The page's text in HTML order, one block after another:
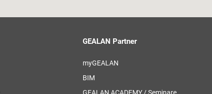
GEALAN Partner
myGEALAN
BIM